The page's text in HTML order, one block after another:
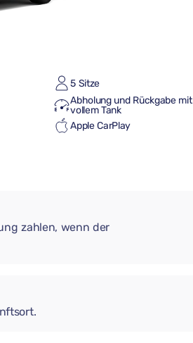
5 Sitze
Abholung und Rückgabe mit
vollem Tank
Apple CarPlay
zahlen, wenn der